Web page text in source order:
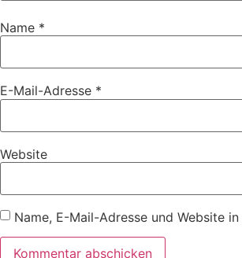
Name *
E-Mail-Adresse *
Website
Name, E-Mail-Adresse und Website